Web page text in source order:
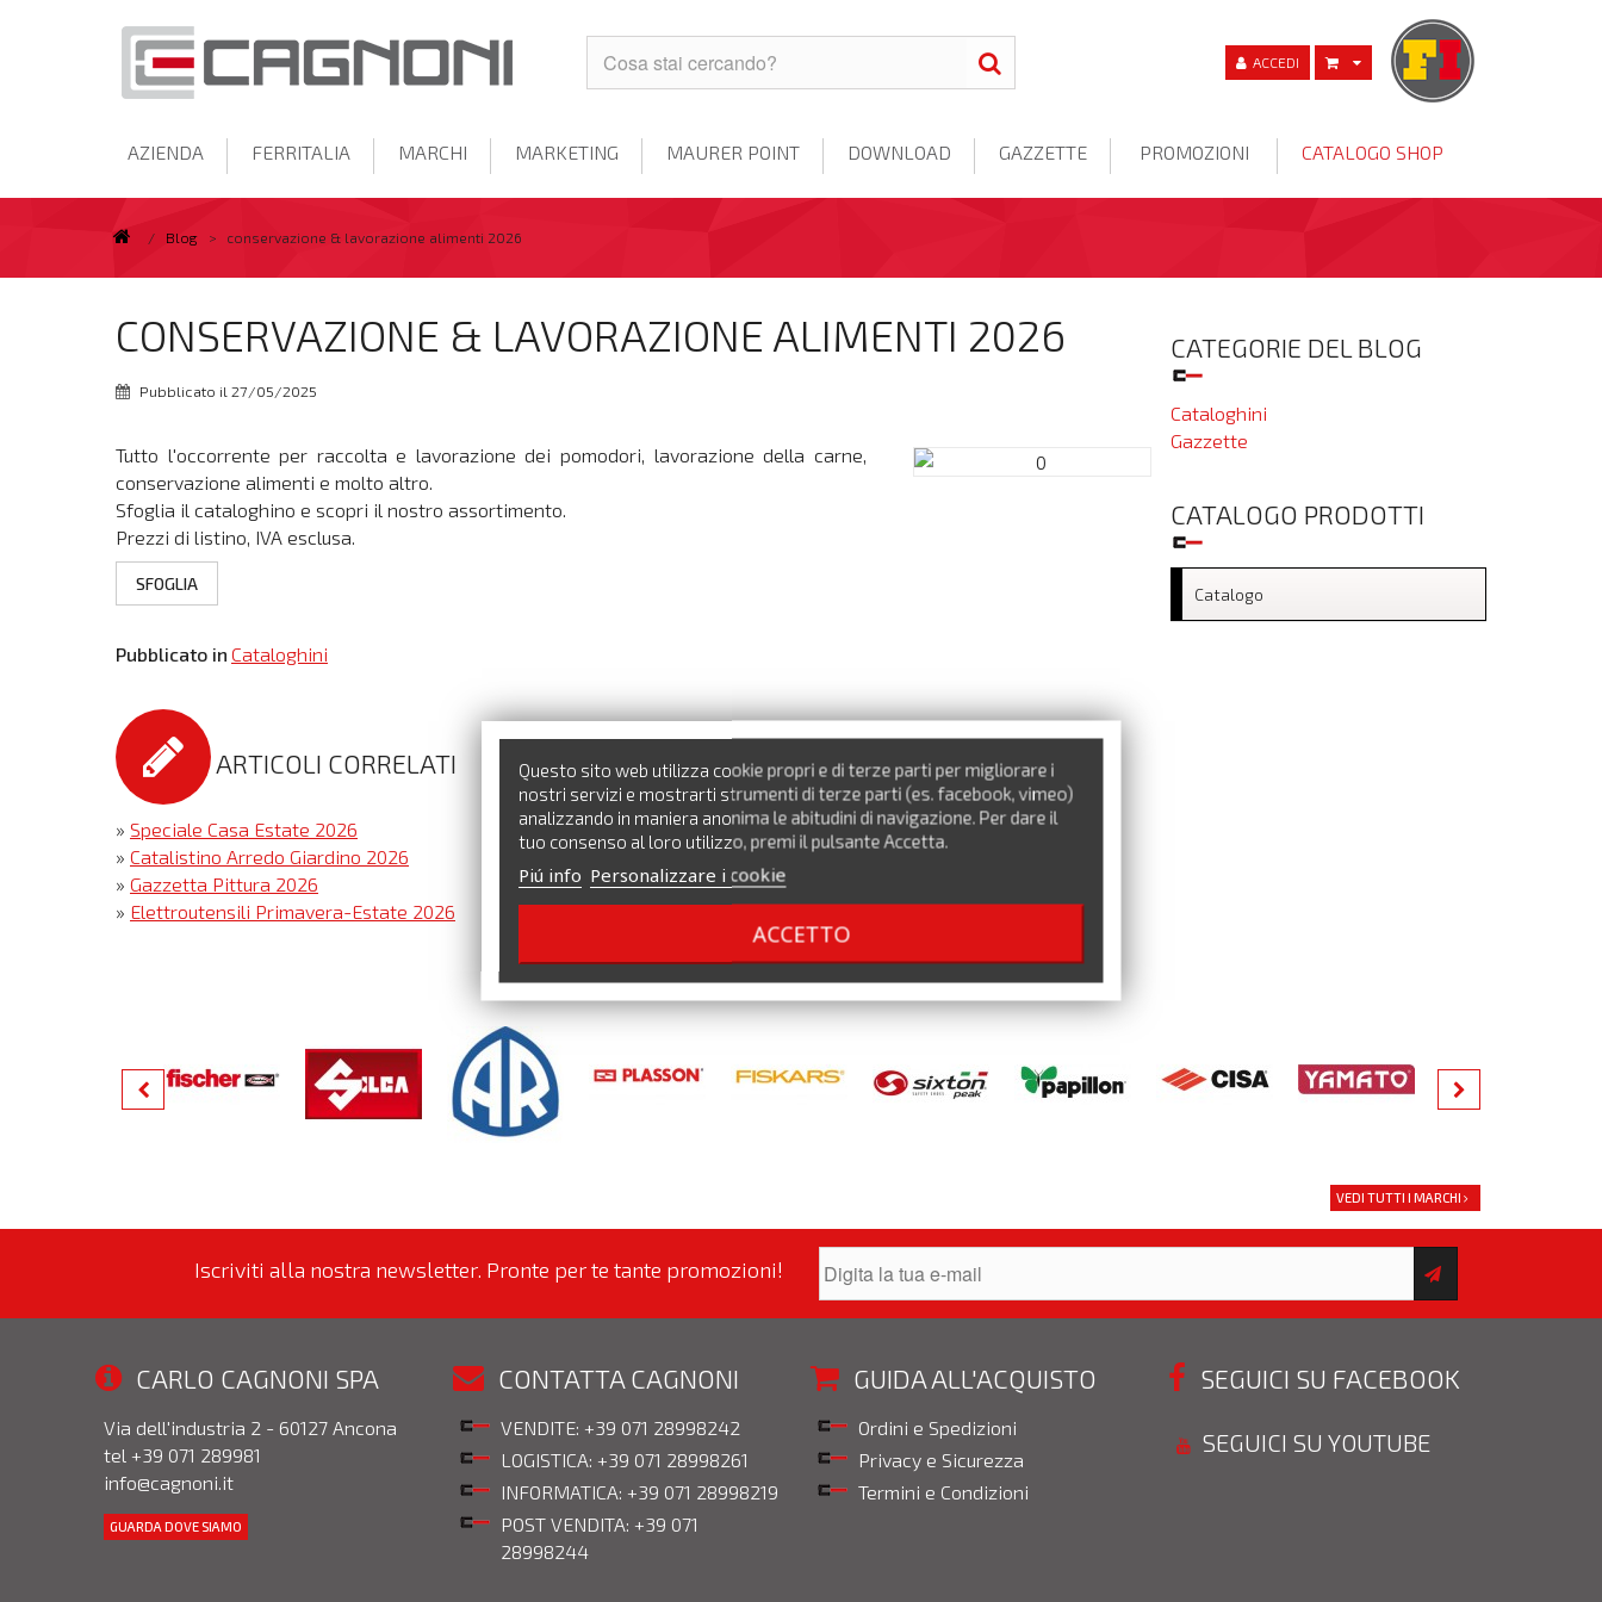
ACCEDI
AZIENDA FERRITALIA MARCHI MARKETING MAURER POINT DOWNLOAD GAZZETTE PROMOZIONI CATALOGO SHOP
/ Blog > conservazione & lavorazione alimenti 2026
CONSERVAZIONE & LAVORAZIONE ALIMENTI 2026
Pubblicato il 27/05/2025
Tutto l'occorrente per raccolta e lavorazione dei pomodori, lavorazione della carne,
conservazione alimenti e molto altro.
Sfoglia il cataloghino e scopri il nostro assortimento.
Prezzi di listino, IVA esclusa.
SFOGLIA
Pubblicato in Cataloghini
ARTICOLI CORRELATI
» Speciale Casa Estate 2026
» Catalistino Arredo Giardino 2026
» Gazzetta Pittura 2026
» Elettroutensili Primavera-Estate 2026
CATEGORIE DEL BLOG
Cataloghini
Gazzette
CATALOGO PRODOTTI
Catalogo
VEDI TUTTI I MARCHI
Iscriviti alla nostra newsletter. Pronte per te tante promozioni!
Questo sito web utilizza cookie propri e di terze parti per migliorare i
nostri servizi e mostrarti strumenti di terze parti (es. facebook, vimeo)
analizzando in maniera anonima le abitudini di navigazione. Per dare il
tuo consenso al loro utilizzo, premi il pulsante Accetta.
Piú info Personalizzare i cookie
ACCETTO
CARLO CAGNONI SPA
Via dell'industria 2 - 60127 Ancona
tel +39 071 289981
info@cagnoni.it
GUARDA DOVE SIAMO
CONTATTA CAGNONI
VENDITE: +39 071 28998242
LOGISTICA: +39 071 28998261
INFORMATICA: +39 071 28998219
POST VENDITA: +39 071
28998244
GUIDA ALL'ACQUISTO
Ordini e Spedizioni
Privacy e Sicurezza
Termini e Condizioni
SEGUICI SU FACEBOOK
SEGUICI SU YOUTUBE